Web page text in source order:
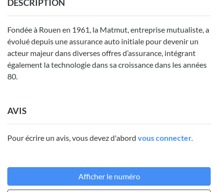
DESCRIPTION
Fondée à Rouen en 1961, la Matmut, entreprise mutualiste, a
évolué depuis une assurance auto initiale pour devenir un
acteur majeur dans diverses offres d’assurance, intégrant
également la technologie dans sa croissance dans les années
80.
AVIS
Pour écrire un avis, vous devez d'abord vous connecter.
Afficher le numéro